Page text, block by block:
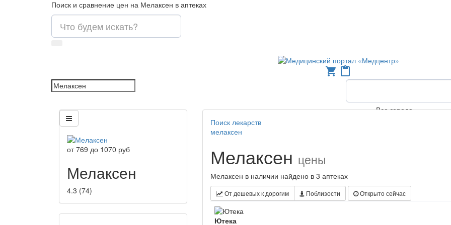
Поиск и сравнение цен на Мелаксен в аптеках
shopping_cart content_paste
Все города
от769 до 1070 руб
Мелаксен
4.3 (74)
Поиск лекарств
мелаксен
Мелаксен цены
Мелаксен в наличии найдено в 3 аптеках
От дешевых к дорогим Поблизости Открыто сейчас
Ютека